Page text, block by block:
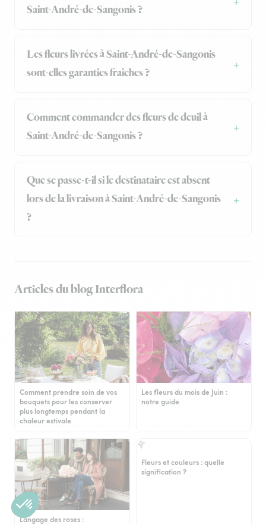
Saint-André-de-Sangonis ?
Les fleurs livrées à Saint-André-de-Sangonis
sont-elles garanties fraîches ?
Comment commander des fleurs de deuil à
Saint-André-de-Sangonis ?
Que se passe-t-il si le destinataire est absent
lors de la livraison à Saint-André-de-Sangonis
?
Articles du blog Interflora
Comment prendre soin de vos
bouquets pour les conserver
plus longtemps pendant la
chaleur estivale
Les fleurs du mois de Juin :
notre guide
Langage des roses :
Fleurs et couleurs : quelle
signification ?